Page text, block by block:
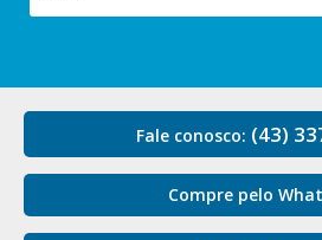
Fale conosco: (43)
Compre pelo